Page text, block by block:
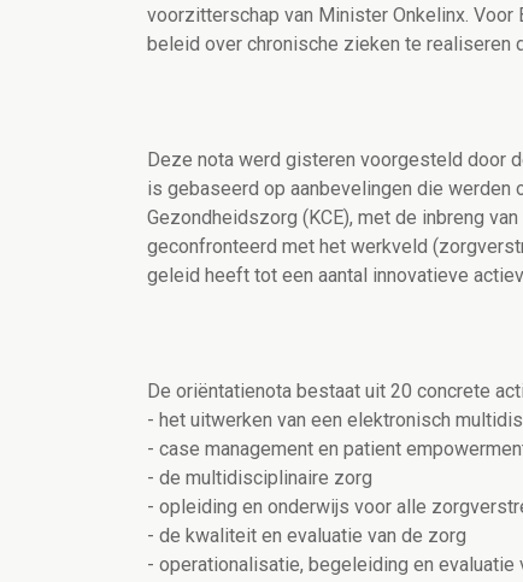
voorzitterschap van Minister Onkelinx.
beleid over chronische zieken te realiseren
Deze nota werd gisteren voorgesteld door
is gebaseerd op aanbevelingen die werden
Gezondheidszorg (KCE), met de inbreng
geconfronteerd met het werkveld
geleid heeft tot een aantal innovatieve
De oriëntatienota bestaat uit 20 concrete
- het uitwerken van een elektronisch
- case management en patient
- de multidisciplinaire zorg
- opleiding en onderwijs voor alle
- de kwaliteit en evaluatie van de zorg
- operationalisatie, begeleiding en evaluatie